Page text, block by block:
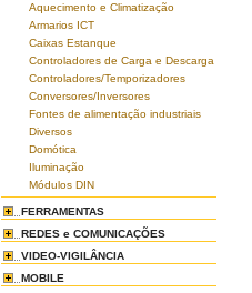
Aquecimento e Climatização
Armarios ICT
Caixas Estanque
Controladores de Carga e Descarga
Controladores/Temporizadores
Conversores/Inversores
Fontes de alimentação industriais
Diversos
Domótica
Iluminação
Módulos DIN
FERRAMENTAS
REDES e COMUNICAÇÕES
VIDEO-VIGILÂNCIA
MOBILE